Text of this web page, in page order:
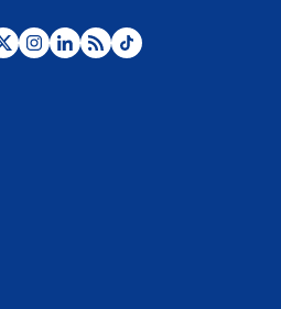
dermatitis hasta infecciones: